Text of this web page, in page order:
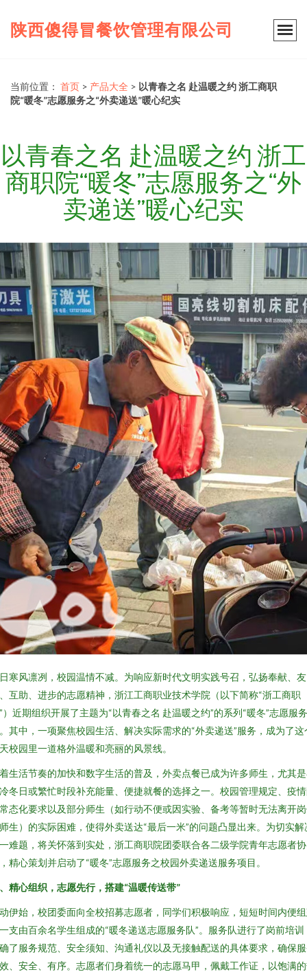
陕西傻得冒餐饮管理有限公司
当前位置： 首页 > 产品大全 > 以青春之名 赴温暖之约 浙工商职
院“暖冬”志愿服务之“外卖递送”暖心纪实
以青春之名 赴温暖之约 浙工
商职院“暖冬”志愿服务之“外
卖递送”暖心纪实
寒风凛冽，校园温情不减。为响应新时代文明实践号召，弘扬奉献、友
互助、进步的志愿精神，浙江工商职业技术学院（以下简称“浙工商职
）近期组织开展了主题为“以青春之名 赴温暖之约”的系列“暖冬”志愿服
其中，一项聚焦校园生活、解决实际需求的“外卖递送”服务，成为了这
校园里一道格外温暖和亮丽的风景线。
生活节奏的加快和数字生活的普及，外卖点餐已成为许多师生，尤其
冬日或繁忙时段补充能量、便捷就餐的选择之一。校园管理规定、疫
态化要求以及部分师生（如行动不便或因实验、备考等暂时无法离开
生）的实际困难，使得外卖送达“最后一米”的问题凸显出来。为切实解
难题，将关怀落到实处，浙工商职院团委联合各二级学院青年志愿者协
精心策划并启动了“暖冬”志愿服务之校园外卖递送服务项目。
精心组织，志愿先行，搭建“温暖传送带”
伊始，校团委面向全校招募志愿者，同学们积极响应，短短时间内便
支由百余名学生组成的“暖冬递送志愿服务队”。服务队进行了岗前培训
了服务规范、安全须知、沟通礼仪以及无接触配送的具体要求，确保
、安全、有序。志愿者们身着统一的志愿马甲，佩戴工作证，以饱满